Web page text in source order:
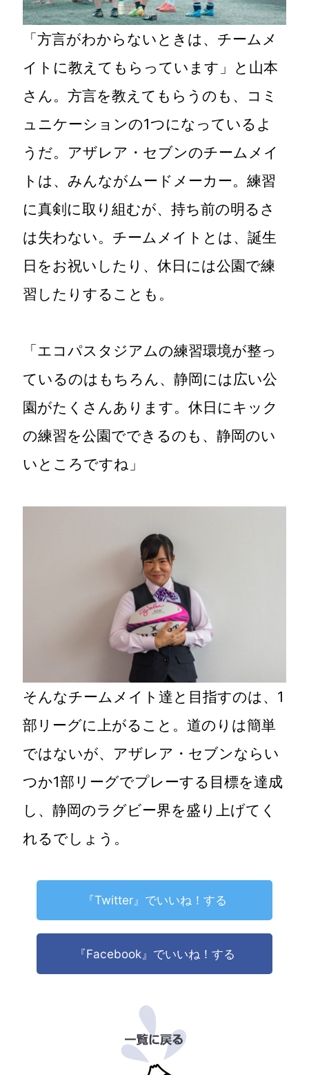
「方言がわからないときは、チームメ
イトに教えてもらっています」と山本
さん。方言を教えてもらうのも、コミ
ュニケーションの1つになっているよ
うだ。アザレア・セブンのチームメイ
トは、みんながムードメーカー。練習
に真剣に取り組むが、持ち前の明るさ
は失わない。チームメイトとは、誕生
日をお祝いしたり、休日には公園で練
習したりすることも。
「エコパスタジアムの練習環境が整っ
ているのはもちろん、静岡には広い公
園がたくさんあります。休日にキック
の練習を公園でできるのも、静岡のい
いところですね」
そんなチームメイト達と目指すのは、1
部リーグに上がること。道のりは簡単
ではないが、アザレア・セブンならい
つか1部リーグでプレーする目標を達成
し、静岡のラグビー界を盛り上げてく
れるでしょう。
『Twitter』でいいね！する
『Facebook』でいいね！する